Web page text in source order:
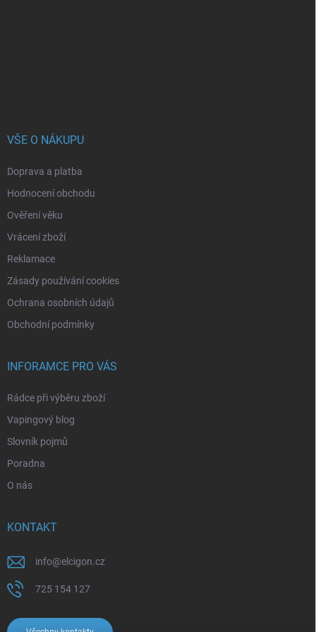
VŠE O NÁKUPU
Doprava a platba
Hodnocení obchodu
Ověření věku
Vrácení zboží
Reklamace
Zásady používání cookies
Ochrana osobních údajů
Obchodní podmínky
INFORAMCE PRO VÁS
Rádce při výběru zboží
Vapingový blog
Slovník pojmů
Poradna
O nás
KONTAKT
info@elcigon.cz
725 154 127